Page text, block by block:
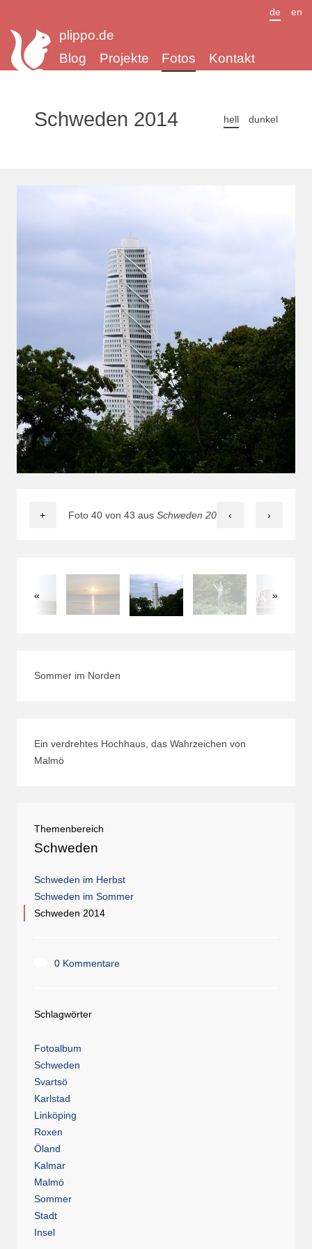
plippo.de
Blog
Projekte Fotos Kontakt
de en
Schweden 2014 hell dunkel
Foto 40 von 43 aus Schweden 2014
+ ‹ ›
« »
Sommer im Norden
Ein verdrehtes Hochhaus, das Wahrzeichen von
Malmö
Themenbereich
Schweden
Schweden im Herbst
Schweden im Sommer
Schweden 2014
0 Kommentare
Schlagwörter
Fotoalbum
Schweden
Svartsö
Karlstad
Linköping
Roxen
Öland
Kalmar
Malmö
Sommer
Stadt
Insel